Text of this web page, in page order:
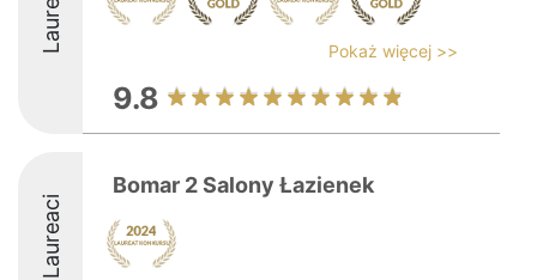
Pokaż więcej >>
9.8
Laureaci
Bomar 2 Salony Łazienek